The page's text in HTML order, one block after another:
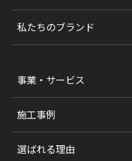
私たちのブランド
事業・サービス
施工事例
選ばれる理由